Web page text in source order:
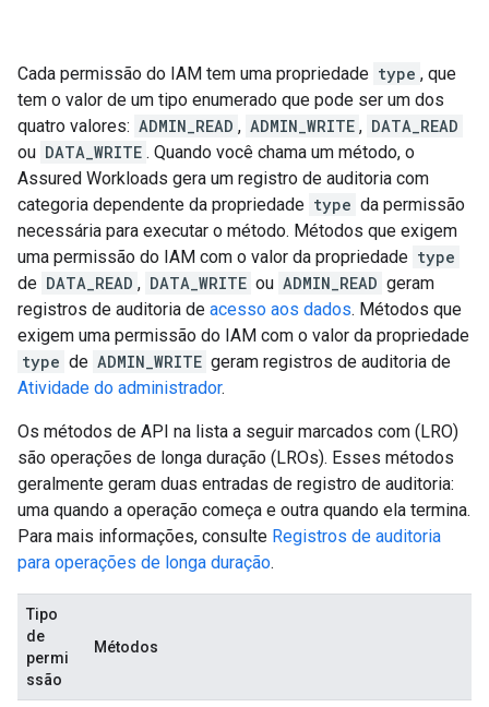
Cada permissão do IAM tem uma propriedade type , que
tem o valor de um tipo enumerado que pode ser um dos
quatro valores: ADMIN_READ , ADMIN_WRITE , DATA_READ
ou DATA_WRITE . Quando você chama um método, o
Assured Workloads gera um registro de auditoria com
categoria dependente da propriedade type da permissão
necessária para executar o método. Métodos que exigem
uma permissão do IAM com o valor da propriedade type
de DATA_READ , DATA_WRITE ou ADMIN_READ geram
registros de auditoria de acesso aos dados. Métodos que
exigem uma permissão do IAM com o valor da propriedade
type de ADMIN_WRITE geram registros de auditoria de
Atividade do administrador.
Os métodos de API na lista a seguir marcados com (LRO)
são operações de longa duração (LROs). Esses métodos
geralmente geram duas entradas de registro de auditoria:
uma quando a operação começa e outra quando ela termina.
Para mais informações, consulte Registros de auditoria
para operações de longa duração.
Tipo
de
permi
ssão
Métodos